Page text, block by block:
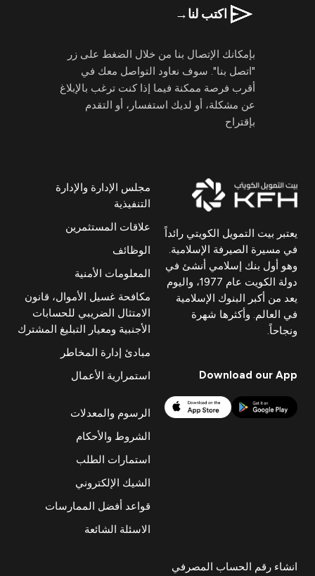
اكتب لنا→
بإمكانك الإتصال بنا من خلال الضغط على زر
"اتصل بنا". سوف نعاود التواصل معك في
أقرب فرصة ممكنة فيما إذا كنت ترغب بالإبلاغ
عن مشكلة، أو لديك استفسار، أو التقدم
بإقتراح
يعتبر بيت التمويل الكويتي رائداً
في مسيرة الصيرفة الإسلامية.
وهو أول بنك إسلامي أنشئ في
دولة الكويت عام 1977، واليوم
يعد من أكبر البنوك الإسلامية
في العالم. وأكثرها شهرة
ونجاحاً.
Download our App
مجلس الإدارة والإدارة
التنفيذية
علاقات المستثمرين
الوظائف
المعلومات الأمنية
مكافحة غسيل الأموال، قانون
الامتثال الضريبي للحسابات
الأجنبية ومعيار التبليغ المشترك
مبادئ إدارة المخاطر
استمرارية الأعمال
الرسوم والمعدلات
الشروط والأحكام
استمارات الطلب
الشيك الإلكتروني
قواعد أفضل الممارسات
الاسئلة الشائعة
انشاء رقم الحساب المصرفي